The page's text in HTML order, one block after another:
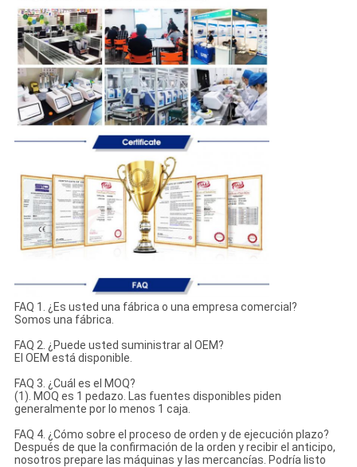
FAQ 1. ¿Es usted una fábrica o una empresa comercial?
Somos una fábrica.
FAQ 2. ¿Puede usted suministrar al OEM?
El OEM está disponible.
FAQ 3. ¿Cuál es el MOQ?
(1). MOQ es 1 pedazo. Las fuentes disponibles piden
generalmente por lo menos 1 caja.
FAQ 4. ¿Cómo sobre el proceso de orden y de ejecución plazo?
Después de que la confirmación de la orden y recibir el anticipo,
nosotros prepare las máquinas y las mercancías. Podría listo